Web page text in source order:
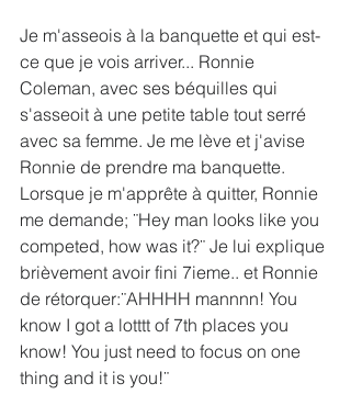
Je m'asseois à la banquette et qui est-
ce que je vois arriver... Ronnie
Coleman, avec ses béquilles qui
s'asseoit à une petite table tout serré
avec sa femme. Je me lève et j'avise
Ronnie de prendre ma banquette.
Lorsque je m'apprête à quitter, Ronnie
me demande; ¨Hey man looks like you
competed, how was it?¨ Je lui explique
brièvement avoir fini 7ieme.. et Ronnie
de rétorquer:¨AHHHH mannnn! You
know I got a lotttt of 7th places you
know! You just need to focus on one
thing and it is you!¨